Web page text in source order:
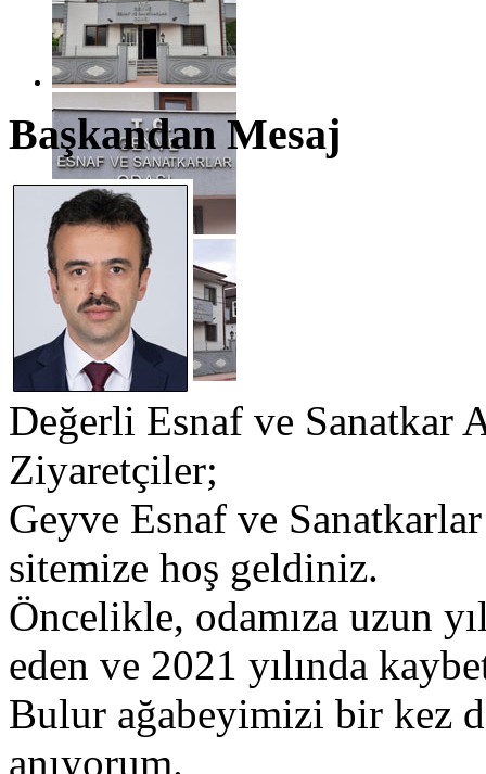
Başkandan Mesaj
Değerli Esnaf ve Sanatkar
Ziyaretçiler;
​Geyve Esnaf ve
sitemize hoş geldiniz.
​Öncelikle, odamıza uzun
eden ve 2021 yılında
Bulur ağabeyimizi bir kez
anıyorum.